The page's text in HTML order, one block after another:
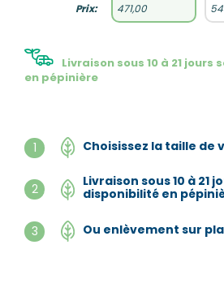
Prix:
471,00
Livraison sous 10 à 21
en pépinière
1 Choisissez la taille de
2
Livraison sous 10 à 21
disponibilité en
3 Ou enlèvement sur